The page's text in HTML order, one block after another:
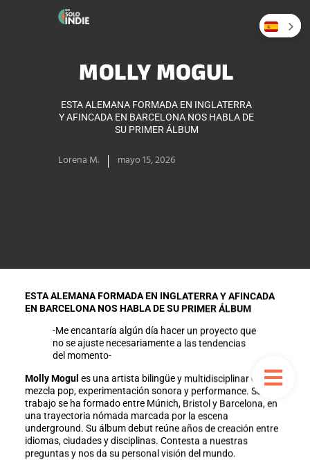
MOLLY MOGUL
ESTA ALEMANA FORMADA EN INGLATERRA
Y AFINCADA EN BARCELONA NOS HABLA DE
SU PRIMER ÁLBUM
Lorena M. mayo 15, 2026
ESTA ALEMANA FORMADA EN INGLATERRA Y AFINCADA
EN BARCELONA NOS HABLA DE SU PRIMER ÁLBUM
-Me encantaría algún día hacer un proyecto que
no se ajuste necesariamente a las tendencias
del momento-
Molly Mogul es una artista bilingüe y multidisciplinar que
mezcla pop, experimentación sonora y performance. Su
trabajo se ha formado entre Múnich, Bristol y Barcelona, en
una trayectoria nómada marcada por la escena
underground. Su álbum debut reúne años de creación entre
idiomas, ciudades y disciplinas. Contesta a nuestras
preguntas y nos da su personal visión del mundo.